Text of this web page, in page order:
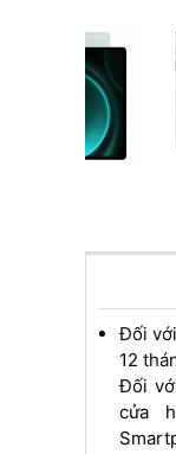
Đối
12
Đối
cửa